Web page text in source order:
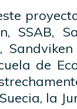
SSAB,
de
la